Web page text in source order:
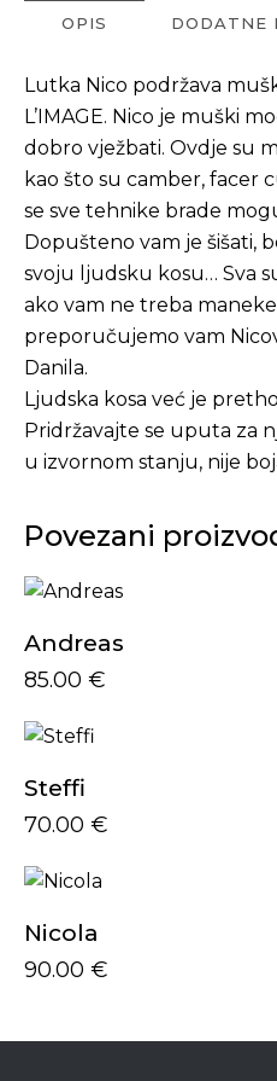
OPIS DODATNE
Lutka Nico podržava
L’IMAGE. Nico je muški
dobro vježbati. Ovdje su
kao što su camber, facer
se sve tehnike brade
Dopušteno vam je šišati,
svoju ljudsku kosu… Sva
ako vam ne treba
preporučujemo vam
Danila.
Ljudska kosa već je
Pridržavajte se uputa za
u izvornom stanju, nije
Povezani
Andreas
85.00 €
Steffi
70.00 €
Nicola
90.00 €